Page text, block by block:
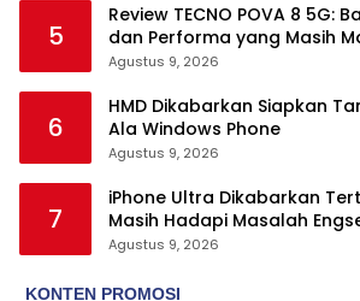
5
Review TECNO POVA 8 5G:
dan Performa yang Masih
Agustus 9, 2026
6
HMD Dikabarkan Siapkan
Ala Windows Phone
Agustus 9, 2026
7
iPhone Ultra Dikabarkan
Masih Hadapi Masalah
Agustus 9, 2026